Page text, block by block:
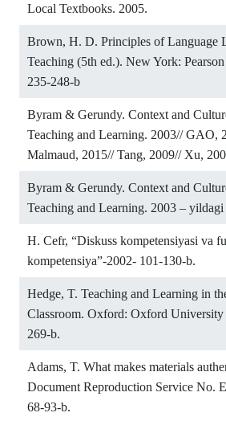
Local Textbooks. 2005.
Brown, H. D. Principles of Language
Teaching (5th ed.). New York:
235-248-b
Byram & Gerundy. Context and
Teaching and Learning. 2003// GAO,
Malmaud, 2015// Tang, 2009// Xu,
Byram & Gerundy. Context and
Teaching and Learning. 2003 –
H. Cefr, “Diskuss kompetensiyasi va
kompetensiya”-2002- 101-130-b.
Hedge, T. Teaching and Learning in
Classroom. Oxford: Oxford University
269-b.
Adams, T. What makes materials
Document Reproduction Service No.
68-93-b.